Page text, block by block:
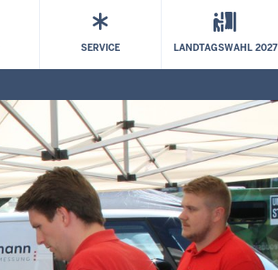
SERVICE LANDTAGSWAHL 2027